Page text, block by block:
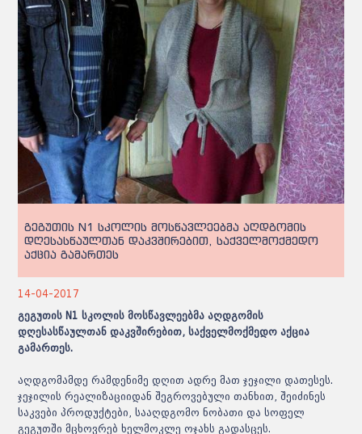
გეგუთის N1 სკოლის მოსწავლეებმა აღდგომის
დღესასწაულთან დაკვშირებით, საქველმოქმედო
აქცია გამართეს
14-04-2017
გეგუთის N1 სკოლის მოსწავლეებმა აღდგომის
დღესასწაულთან დაკვშირებით, საქველმოქმედო აქცია
გამართეს.
აღდგომამდე რამდენიმე დღით ადრე მათ ჯეჯილი დათესეს.
ჯეჯილის რეალიზაციიდან შეგროვებული თანხით, შეიძინეს
საკვები პროდუქტები, სააღდგომო ნობათი და სოფელ
გეგუთში მცხოვრებ ხელმოკლე ოჯახს გადასცეს.